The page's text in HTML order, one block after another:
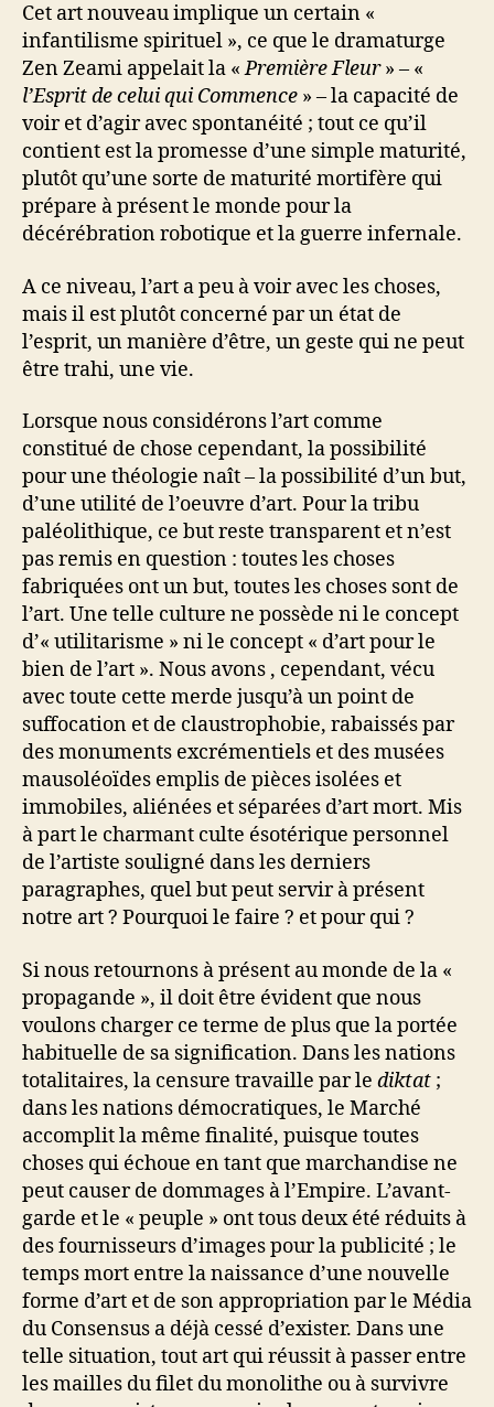
Cet art nouveau implique un certain «
infantilisme spirituel », ce que le dramaturge
Zen Zeami appelait la «Première Fleur» – «
l’Esprit de celui qui Commence » – la capacité de
voir et d’agir avec spontanéité ; tout ce qu’il
contient est la promesse d’une simple maturité,
plutôt qu’une sorte de maturité mortifère qui
prépare à présent le monde pour la
décérébration robotique et la guerre infernale.
A ce niveau, l’art a peu à voir avec les choses,
mais il est plutôt concerné par un état de
l’esprit, un manière d’être, un geste qui ne peut
être trahi, une vie.
Lorsque nous considérons l’art comme
constitué de chose cependant, la possibilité
pour une théologie naît – la possibilité d’un but,
d’une utilité de l’oeuvre d’art. Pour la tribu
paléolithique, ce but reste transparent et n’est
pas remis en question : toutes les choses
fabriquées ont un but, toutes les choses sont de
l’art. Une telle culture ne possède ni le concept
d’« utilitarisme » ni le concept « d’art pour le
bien de l’art ». Nous avons , cependant, vécu
avec toute cette merde jusqu’à un point de
suffocation et de claustrophobie, rabaissés par
des monuments excrémentiels et des musées
mausoléoïdes emplis de pièces isolées et
immobiles, aliénées et séparées d’art mort. Mis
à part le charmant culte ésotérique personnel
de l’artiste souligné dans les derniers
paragraphes, quel but peut servir à présent
notre art ? Pourquoi le faire ? et pour qui ?
Si nous retournons à présent au monde de la «
propagande », il doit être évident que nous
voulons charger ce terme de plus que la portée
habituelle de sa signification. Dans les nations
totalitaires, la censure travaille par le diktat ;
dans les nations démocratiques, le Marché
accomplit la même finalité, puisque toutes
choses qui échoue en tant que marchandise ne
peut causer de dommages à l’Empire. L’avant-
garde et le « peuple » ont tous deux été réduits à
des fournisseurs d’images pour la publicité ; le
temps mort entre la naissance d’une nouvelle
forme d’art et de son appropriation par le Média
du Consensus a déjà cessé d’exister. Dans une
telle situation, tout art qui réussit à passer entre
les mailles du filet du monolithe ou à survivre